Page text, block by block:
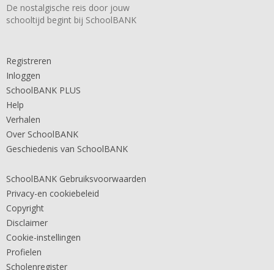
De nostalgische reis door jouw
schooltijd begint bij SchoolBANK
Registreren
Inloggen
SchoolBANK PLUS
Help
Verhalen
Over SchoolBANK
Geschiedenis van SchoolBANK
SchoolBANK Gebruiksvoorwaarden
Privacy-en cookiebeleid
Copyright
Disclaimer
Cookie-instellingen
Profielen
Scholenregister